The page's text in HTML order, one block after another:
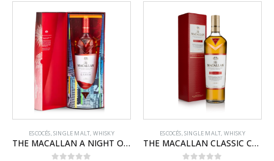
ESCOCÉS,SINGLE MALT, WHISKY
THE MACALLAN A NIGHT ON EARTH THE JOURNEY
ESCOCÉS,SINGLE MALT, WHISKY
THE MACALLAN CLASSIC CUT 2022